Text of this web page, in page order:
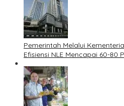
Pemerintah Melalui
Efisiensi NLE Mencapai 60-80